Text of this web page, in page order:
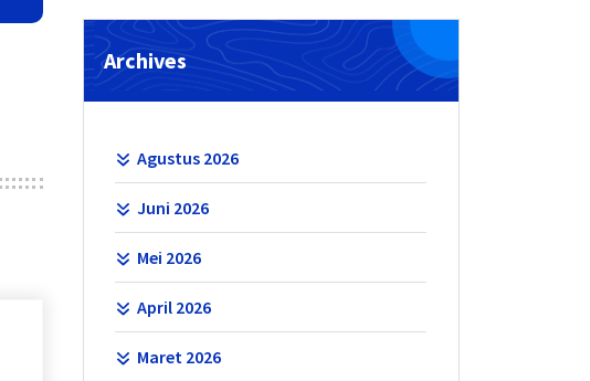
Archives
Agustus 2026
Juni 2026
Mei 2026
April 2026
Maret 2026